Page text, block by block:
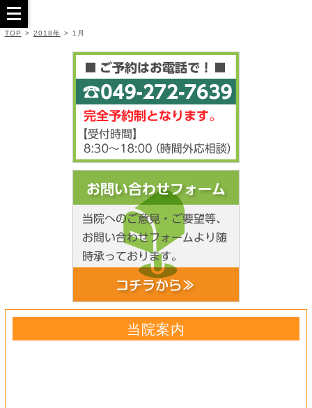
TOP > 2018年 > 1月
当院案内